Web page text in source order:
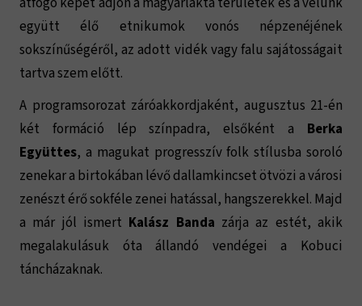
együtt élő etnikumok vonós népzenéjének
sokszínűségéről, az adott vidék vagy falu sajátosságait
tartva szem előtt.
A programsorozat záróakkordjaként, augusztus 21-én
két formáció lép színpadra, elsőként a Berka
Együttes, a magukat progresszív folk stílusba soroló
zenekar a birtokában lévő dallamkincset ötvözi a városi
zenészt érő sokféle zenei hatással, hangszerekkel. Majd
a már jól ismert Kalász Banda zárja az estét, akik
megalakulásuk óta állandó vendégei a Kobuci
táncházaknak.